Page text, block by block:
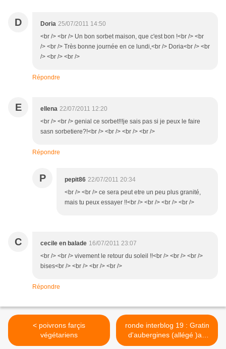
D Doria 25/07/2011 14:50
<br /> <br /> Un bon sorbet maison, que c'est bon !<br /> <br
/> <br /> Très bonne journée en ce lundi,<br /> Doria<br /> <br
/> <br /> <br />
Répondre
E ellena 22/07/2011 12:20
<br /> <br /> genial ce sorbet!!!je sais pas si je peux le faire
sasn sorbetiere?!<br /> <br /> <br /> <br />
Répondre
P pepit86 22/07/2011 20:34
<br /> <br /> ce sera peut etre un peu plus granité,
mais tu peux essayer !!<br /> <br /> <br /> <br />
C cecile en balade 16/07/2011 23:07
<br /> <br /> vivement le retour du soleil !!<br /> <br /> <br />
bises<br /> <br /> <br /> <br />
Répondre
< poivrons farçis
végétariens
ronde interblog 19 : Gratin
d'aubergines (allégé )au
bacon >